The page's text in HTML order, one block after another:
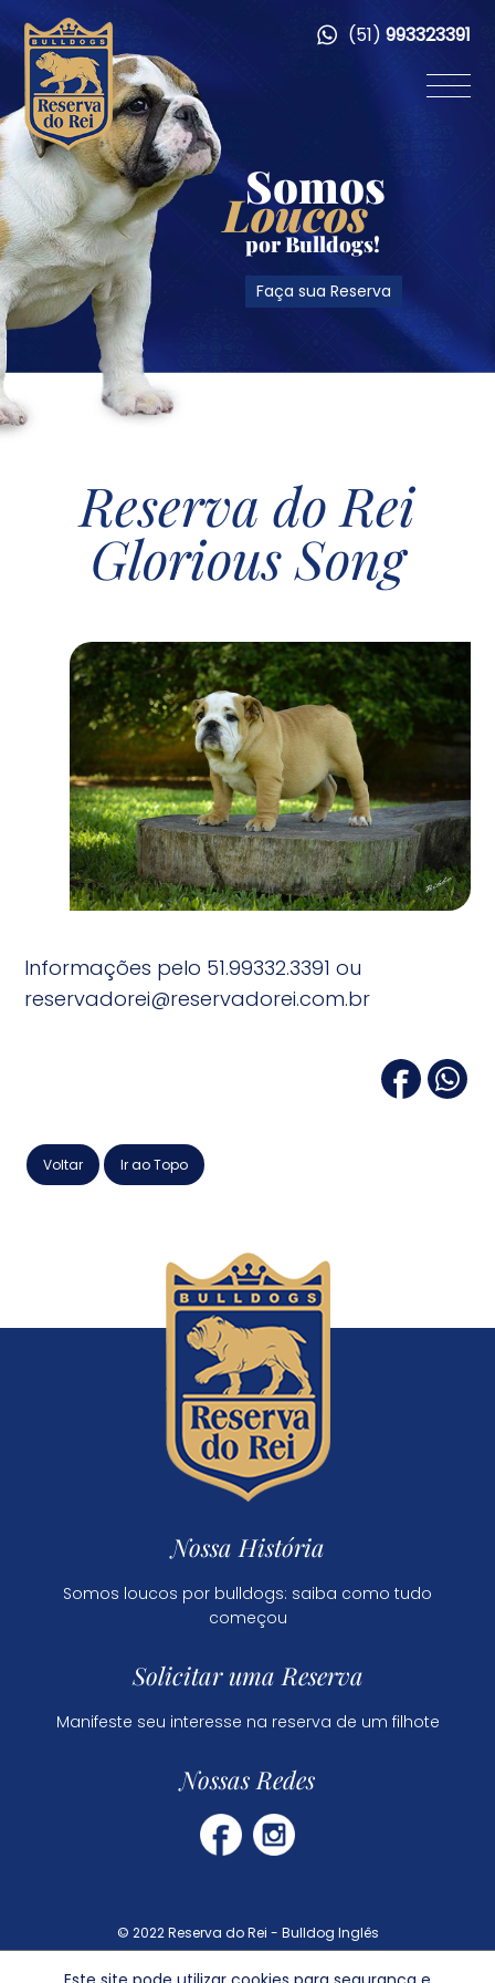
Somos
Loucos
por Bulldogs!
Faça sua Reserva
(51) 993323391
Reserva do Rei
Glorious Song
Informações pelo 51.99332.3391 ou
reservadorei@reservadorei.com.br
Voltar Ir ao Topo
Nossa História
Somos loucos por bulldogs: saiba como tudo
começou
Solicitar uma Reserva
Manifeste seu interesse na reserva de um filhote
Nossas Redes
© 2022 Reserva do Rei - Bulldog Inglês